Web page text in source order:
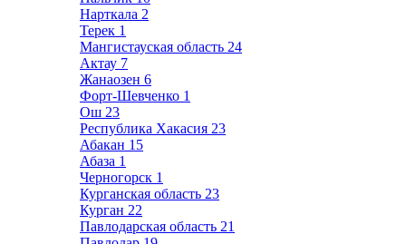
Нарткала 2
Терек 1
Мангистауская область 24
Актау 7
Жанаозен 6
Форт-Шевченко 1
Ош 23
Республика Хакасия 23
Абакан 15
Абаза 1
Черногорск 1
Курганская область 23
Курган 22
Павлодарская область 21